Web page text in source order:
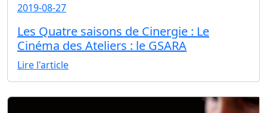
2019-08-27
Les Quatre saisons de Cinergie : Le
Cinéma des Ateliers : le GSARA
Lire l'article